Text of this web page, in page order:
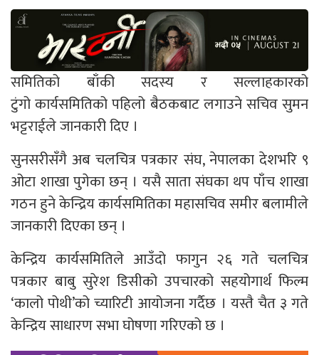
समितिको बाँकी सदस्य र सल्लाहकारको
टुंगो कार्यसमितिको पहिलो बैठकबाट लगाउने सचिव सुमन
भट्टराईले जानकारी दिए ।
सुनसरीसँगै अब चलचित्र पत्रकार संघ, नेपालका देशभरि ९
ओटा शाखा पुगेका छन् । यसै साता संघका थप पाँच शाखा
गठन हुने केन्द्रिय कार्यसमितिका महासचिव समीर बलामीले
जानकारी दिएका छन् ।
केन्द्रिय कार्यसमितिले आउँदो फागुन २६ गते चलचित्र
पत्रकार बाबु सुरेश डिसीको उपचारको सहयोगार्थ फिल्म
‘कालो पोथी’को च्यारिटी आयोजना गर्दैछ । यस्तै चैत ३ गते
केन्द्रिय साधारण सभा घोषणा गरिएको छ ।